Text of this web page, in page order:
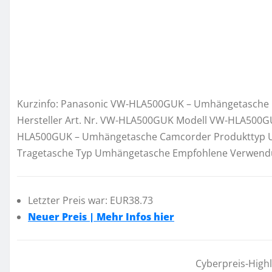
Kurzinfo: Panasonic VW-HLA500GUK –
Hersteller Art. Nr. VW-HLA500GUK Modell VW-
HLA500GUK – Umhängetasche Camcorder
Tragetasche Typ Umhängetasche Empfohlene
Letzter Preis war: EUR38.73
Neuer Preis | Mehr Infos hier
Cyberpreis-